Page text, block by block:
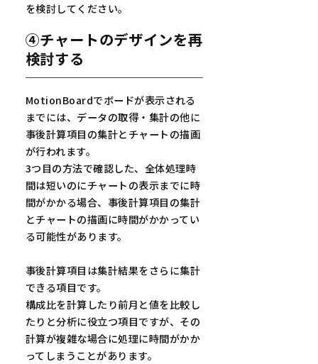
を検討してください。
④チャートのデザインを再
検討する
MotionBoardでボードが表示される
までには、データの取得・集計の他に
事後計算項目の集計とチャートの描画
が行われます。
3つ目の方法で確認した、全体処理時
間は短いのにチャートの表示までに時
間がかかる場合、事後計算項目の集計
とチャートの描画に時間がかかってい
る可能性があります。
事後計算項目は集計結果をさらに集計
できる項目です。
構成比を計算したり前月と値を比較し
たりと分析に役立つ項目ですが、その
計算が複雑な場合に処理に時間がかか
ってしまうことがあります。